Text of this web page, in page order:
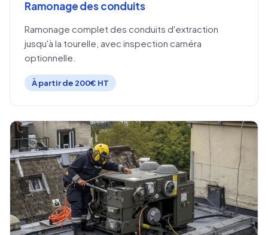
Ramonage des conduits
Ramonage complet des conduits d'extraction
jusqu'à la tourelle, avec inspection caméra
optionnelle.
À partir de 200€ HT